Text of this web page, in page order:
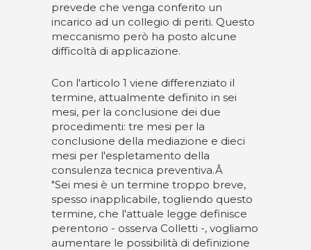
prevede che venga conferito un
incarico ad un collegio di periti. Questo
meccanismo però ha posto alcune
difficoltà di applicazione.
Con l'articolo 1 viene differenziato il
termine, attualmente definito in sei
mesi, per la conclusione dei due
procedimenti: tre mesi per la
conclusione della mediazione e dieci
mesi per l'espletamento della
consulenza tecnica preventiva.Â
"Sei mesi è un termine troppo breve,
spesso inapplicabile, togliendo questo
termine, che l'attuale legge definisce
perentorio - osserva Colletti -, vogliamo
aumentare le possibilità di definizione